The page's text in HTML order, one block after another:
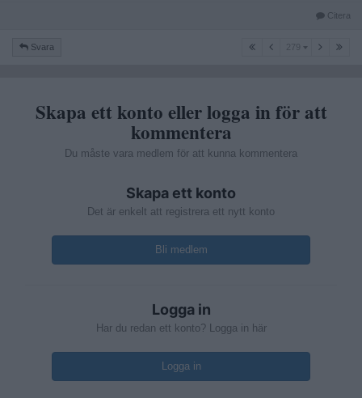
Citera
Svara 279
Skapa ett konto eller logga in för att
kommentera
Du måste vara medlem för att kunna kommentera
Skapa ett konto
Det är enkelt att registrera ett nytt konto
Bli medlem
Logga in
Har du redan ett konto? Logga in här
Logga in